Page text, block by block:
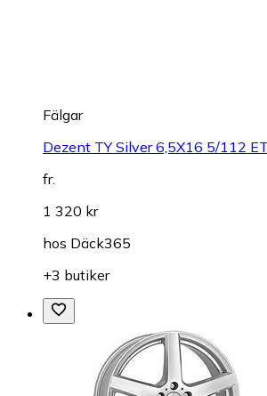
Fälgar
Dezent TY Silver 6,5X16 5/112
fr.
1 320 kr
hos Däck365
+3 butiker